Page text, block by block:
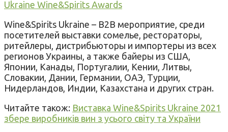
Ukraine Wine&Spirits Awards
Wine&Spirits Ukraine – B2B мероприятие, среди
посетителей выставки сомелье, рестораторы,
ритейлеры, дистрибьюторы и импортеры из всех
регионов Украины, а также байеры из США,
Японии, Канады, Португалии, Кении, Литвы,
Словакии, Дании, Германии, ОАЭ, Турции,
Нидерландов, Индии, Казахстана и других стран.
Читайте також: Виставка Wine&Spirits Ukraine 2021
збере виробників вин з усього світу та України